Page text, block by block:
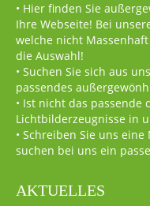
• Hier finden Sie
Ihre Webseite! Bei
welche nicht
die Auswahl!
• Suchen Sie sich aus
passendes
• Ist nicht das passende
Lichtbilderzeugnisse in
• Schreiben Sie uns
suchen bei uns ein
AKTUELLES